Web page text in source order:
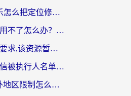
在瑞典用QQ音乐怎么把定位修改到中国国内？留学生亲测有效的回国加速方案
番茄小说在英国用不了怎么办？海外党亲测有效的回国加速解决方案
咪咕音乐版权方要求,该资源暂时无法使用？海外党这样解决听歌听书+看剧炒股难题
在瑞士用全国失信被执行人名单信息公布与查询地区限制怎么办？还能看欧洲杯直播和咪咕视频吗？
抖音商城app国外地区限制怎么办？海外党解锁国内内容的实用指南